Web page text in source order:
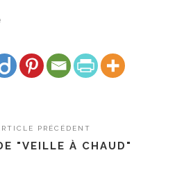
PRÉCÉDENT
"VEILLE À CHAUD"